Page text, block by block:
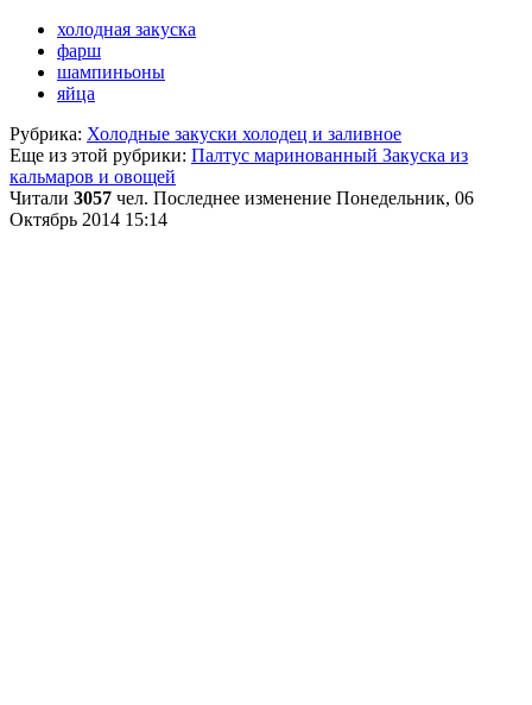
холодная закуска
фарш
шампиньоны
яйца
Рубрика: Холодные закуски холодец и заливное
Еще из этой рубрики: Палтус маринованный Закуска из
кальмаров и овощей
Читали 3057 чел. Последнее изменение Понедельник, 06
Октябрь 2014 15:14